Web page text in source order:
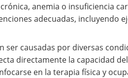
anemia o insuficiencia
adecuadas, incluyendo
ser causadas por diversas
directamente la capacidad
en la terapia física y